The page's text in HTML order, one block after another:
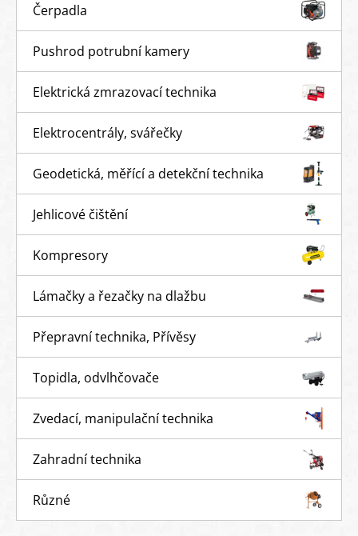
Čerpadla
Pushrod potrubní kamery
Elektrická zmrazovací technika
Elektrocentrály, svářečky
Geodetická, měřící a detekční technika
Jehlicové čištění
Kompresory
Lámačky a řezačky na dlažbu
Přepravní technika, Přívěsy
Topidla, odvlhčovače
Zvedací, manipulační technika
Zahradní technika
Různé